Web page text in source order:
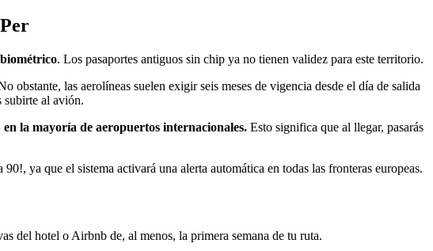
. Los pasaportes antiguos sin chip ya no tienen validez para este territorio.
obstante, las aerolíneas suelen exigir seis meses de vigencia desde el día de salida
subirte al avión.
la mayoría de aeropuertos internacionales. Esto significa que al llegar, pasarás
ya que el sistema activará una alerta automática en todas las fronteras europeas.
del hotel o Airbnb de, al menos, la primera semana de tu ruta.